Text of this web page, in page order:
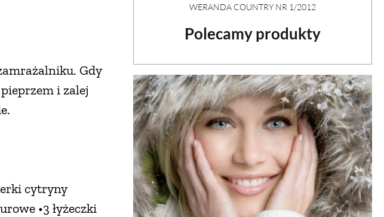
Gdy
i zalej
cytryny
•3 łyżeczki
WERANDA COUNTRY NR 1/2012
Polecamy produkty